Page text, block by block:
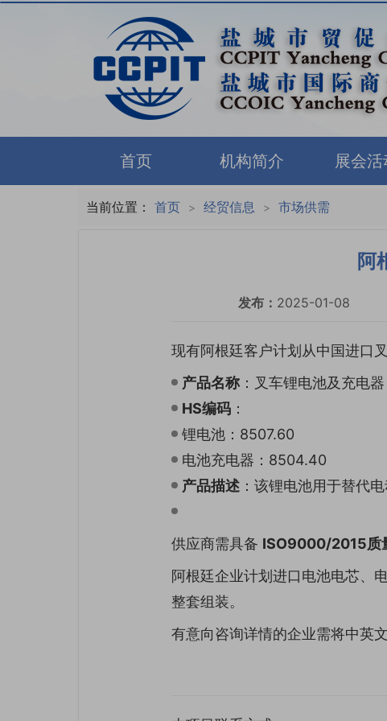
首页 机构简介 展会活
当前位置： 首页 > 经贸信息 > 市场供需
阿
发布： 2025-01-08
现有阿根廷客户计划从中国进口
产品名称 ：叉车锂电池及充电器
HS编码 ：
锂电池：8507.60
电池充电器：8504.40
产品描述 ：该锂电池用于替代
供应商需具备 ISO9000/2015质
阿根廷企业计划进口电池电芯、
整套组装。
有意向咨询详情的企业需将中英